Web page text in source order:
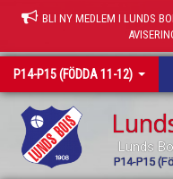
BLI NY MEDLEM I LUNDS
P14-P15 (FÖDDA 11-12)
Lunds
P14-P15